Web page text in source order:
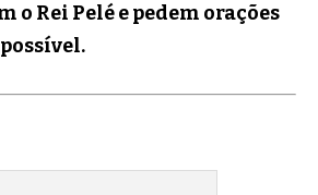
Rei Pelé e pedem orações